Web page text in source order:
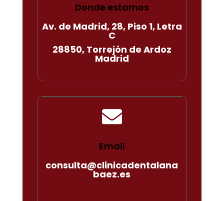
Donde estamos
Av. de Madrid, 28, Piso 1, Letra
C
28850, Torrejón de Ardoz
Madrid

Email
consulta@clinicadentalana
baez.es